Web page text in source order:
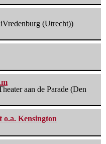
(Utrecht))
aan de Parade (Den
o.a. Kensington